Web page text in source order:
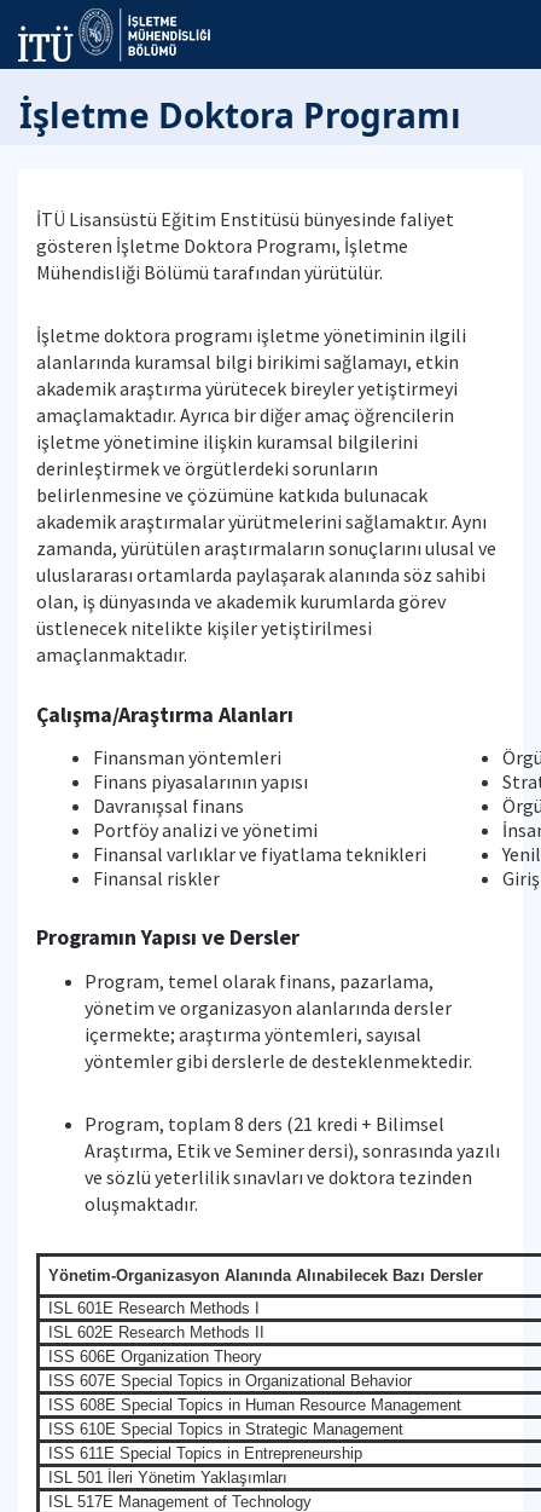
İşletme Doktora Programı
İTÜ Lisansüstü Eğitim Enstitüsü bünyesinde faliyet
gösteren İşletme Doktora Programı, İşletme
Mühendisliği Bölümü tarafından yürütülür.
İşletme doktora programı işletme yönetiminin ilgili
alanlarında kuramsal bilgi birikimi sağlamayı, etkin
akademik araştırma yürütecek bireyler yetiştirmeyi
amaçlamaktadır. Ayrıca bir diğer amaç öğrencilerin
işletme yönetimine ilişkin kuramsal bilgilerini
derinleştirmek ve örgütlerdeki sorunların
belirlenmesine ve çözümüne katkıda bulunacak
akademik araştırmalar yürütmelerini sağlamaktır. Aynı
zamanda, yürütülen araştırmaların sonuçlarını ulusal ve
uluslararası ortamlarda paylaşarak alanında söz sahibi
olan, iş dünyasında ve akademik kurumlarda görev
üstlenecek nitelikte kişiler yetiştirilmesi
amaçlanmaktadır.
Çalışma/Araştırma Alanları
Finansman yöntemleri
Finans piyasalarının yapısı
Davranışsal finans
Portföy analizi ve yönetimi
Finansal varlıklar ve fiyatlama teknikleri
Finansal riskler
Programın Yapısı ve Dersler
Program, temel olarak finans, pazarlama,
yönetim ve organizasyon alanlarında dersler
içermekte; araştırma yöntemleri, sayısal
yöntemler gibi derslerle de desteklenmektedir.
Program, toplam 8 ders (21 kredi + Bilimsel
Araştırma, Etik ve Seminer dersi), sonrasında yazılı
ve sözlü yeterlilik sınavları ve doktora tezinden
oluşmaktadır.
Yönetim-Organizasyon Alanında Alınabilecek Bazı Dersler
ISL 601E Research Methods I
ISL 602E Research Methods II
ISS 606E Organization Theory
ISS 607E Special Topics in Organizational Behavior
ISS 608E Special Topics in Human Resource Management
ISS 610E Special Topics in Strategic Management
ISS 611E Special Topics in Entrepreneurship
ISL 501 İleri Yönetim Yaklaşımları
ISL 517E Management of Technology